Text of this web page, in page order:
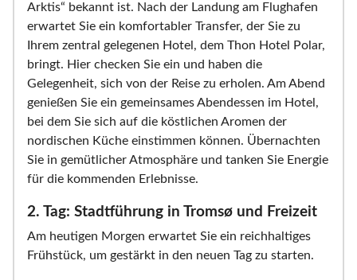
Arktis“ bekannt ist. Nach der Landung am Flughafen
erwartet Sie ein komfortabler Transfer, der Sie zu
Ihrem zentral gelegenen Hotel, dem Thon Hotel Polar,
bringt. Hier checken Sie ein und haben die
Gelegenheit, sich von der Reise zu erholen. Am Abend
genießen Sie ein gemeinsames Abendessen im Hotel,
bei dem Sie sich auf die köstlichen Aromen der
nordischen Küche einstimmen können. Übernachten
Sie in gemütlicher Atmosphäre und tanken Sie Energie
für die kommenden Erlebnisse.
2. Tag: Stadtführung in Tromsø und Freizeit
Am heutigen Morgen erwartet Sie ein reichhaltiges
Frühstück, um gestärkt in den neuen Tag zu starten.